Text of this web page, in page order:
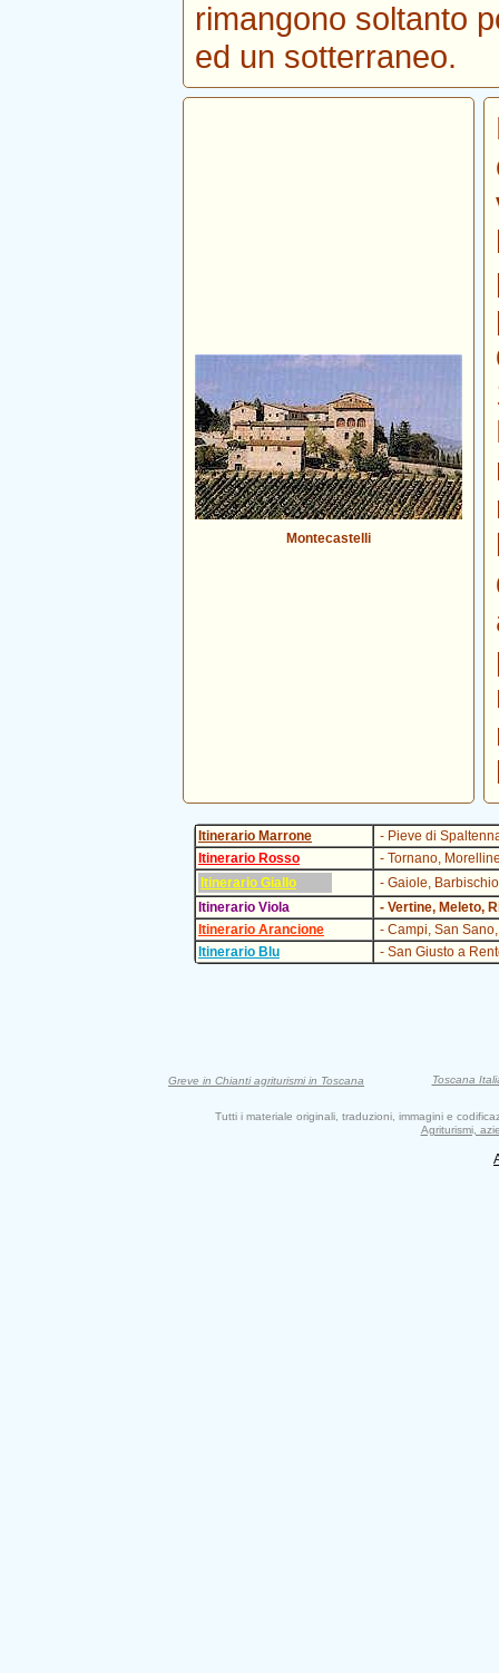
rimangono soltanto
ed un sotterraneo.
Montecastelli
Itinerario Marrone
- Pieve di
Itinerario Rosso
- Tornano,
Itinerario Giallo
- Gaiole,
Itinerario Viola
- Vertine, Meleto,
Itinerario Arancione
- Campi, San
Itinerario Blu
- San Giusto a
Greve in Chianti agriturismi in Toscana Toscana
Tutti i materiale originali, traduzioni, immagini e
Agriturismi,